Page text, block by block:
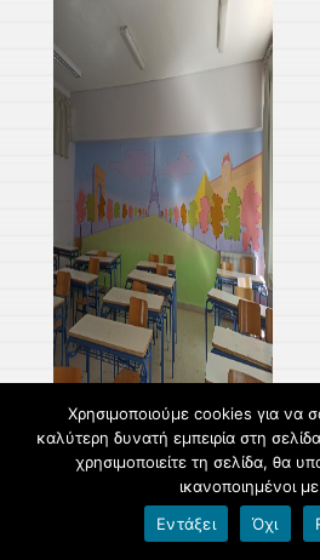
Χρησιμοποιούμε cookies για να
καλύτερη δυνατή εμπειρία στη
χρησιμοποιείτε τη σελίδα, θα
ικανοποιημένοι
Εντάξει
Όχι